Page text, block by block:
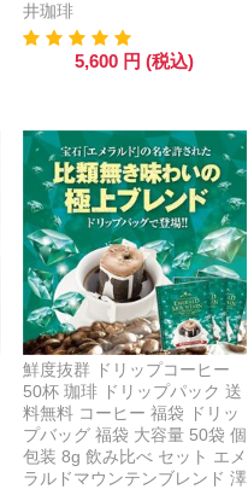
井珈琲
5,600 円 (税込)
鮮度抜群 ドリップコーヒー
50杯 珈琲 ドリップパック 送
料無料 コーヒー 福袋 ドリッ
プバッグ 福袋 大容量 50袋 個
包装 8g 飲み比べ セット エメ
ラルドマウンテンブレンド 澤